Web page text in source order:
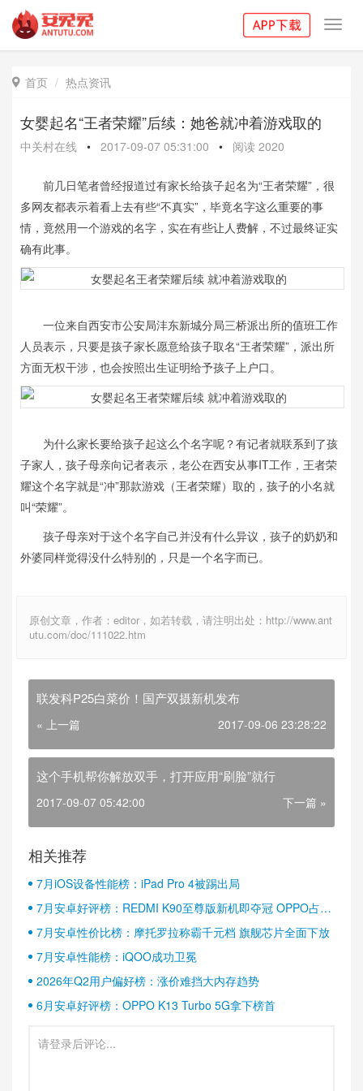
 首页 热点资讯
女婴起名“王者荣耀”后续：她爸就冲着游戏取的
中关村在线 • 2017-09-07 05:31:00 • 阅读 2020
前几日笔者曾经报道过有家长给孩子起名为“王者荣耀”，很
多网友都表示着看上去有些“不真实”，毕竟名字这么重要的事
情，竟然用一个游戏的名字，实在有些让人费解，不过最终证实
确有此事。
一位来自西安市公安局沣东新城分局三桥派出所的值班工作
人员表示，只要是孩子家长愿意给孩子取名“王者荣耀”，派出所
方面无权干涉，也会按照出生证明给予孩子上户口。
为什么家长要给孩子起这么个名字呢？有记者就联系到了孩
子家人，孩子母亲向记者表示，老公在西安从事IT工作，王者荣
耀这个名字就是“冲”那款游戏（王者荣耀）取的，孩子的小名就
叫“荣耀”。
孩子母亲对于这个名字自己并没有什么异议，孩子的奶奶和
外婆同样觉得没什么特别的，只是一个名字而已。
原创文章，作者：editor，如若转载，请注明出处：http://www.ant
utu.com/doc/111022.htm
联发科P25白菜价！国产双摄新机发布
« 上一篇 2017-09-06 23:28:22
这个手机帮你解放双手，打开应用“刷脸”就行
2017-09-07 05:42:00 下一篇 »
相关推荐
7月iOS设备性能榜：iPad Pro 4被踢出局
7月安卓好评榜：REDMI K90至尊版新机即夺冠 OPPO占据
半壁江山
7月安卓性价比榜：摩托罗拉称霸千元档 旗舰芯片全面下放
7月安卓性能榜：iQOO成功卫冕
2026年Q2用户偏好榜：涨价难挡大内存趋势
6月安卓好评榜：OPPO K13 Turbo 5G拿下榜首